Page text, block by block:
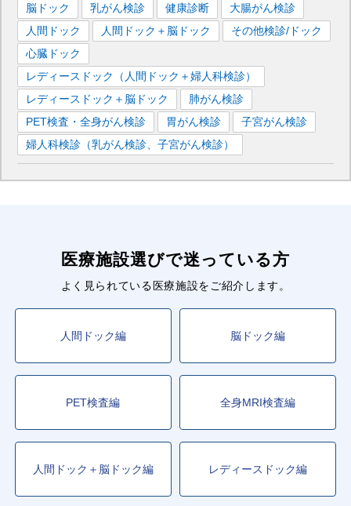
脳ドック 乳がん検診 健康診断
大腸がん検診
人間ドック
人間ドック＋脳ドック
その他検診/ドック
心臓ドック
レディースドック（人間ドック＋婦人科検診）
レディースドック＋脳ドック
肺がん検診
PET検査・全身がん検診
胃がん検診
子宮がん検診
婦人科検診（乳がん検診、子宮がん検診）
医療施設選びで迷っている方
よく見られている医療施設をご紹介します。
人間ドック編 脳ドック編
PET検査編 全身MRI検査編
人間ドック＋脳ドック編 レディースドック編